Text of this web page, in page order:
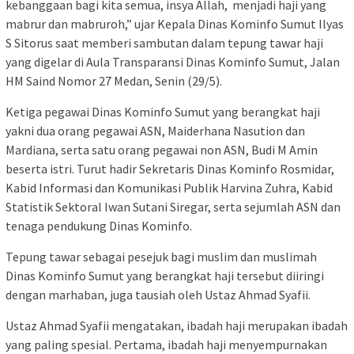
kebanggaan bagi kita semua, insya Allah, menjadi haji yang
mabrur dan mabruroh,” ujar Kepala Dinas Kominfo Sumut Ilyas
S Sitorus saat memberi sambutan dalam tepung tawar haji
yang digelar di Aula Transparansi Dinas Kominfo Sumut, Jalan
HM Saind Nomor 27 Medan, Senin (29/5).
Ketiga pegawai Dinas Kominfo Sumut yang berangkat haji
yakni dua orang pegawai ASN, Maiderhana Nasution dan
Mardiana, serta satu orang pegawai non ASN, Budi M Amin
beserta istri. Turut hadir Sekretaris Dinas Kominfo Rosmidar,
Kabid Informasi dan Komunikasi Publik Harvina Zuhra, Kabid
Statistik Sektoral Iwan Sutani Siregar, serta sejumlah ASN dan
tenaga pendukung Dinas Kominfo.
Tepung tawar sebagai pesejuk bagi muslim dan muslimah
Dinas Kominfo Sumut yang berangkat haji tersebut diiringi
dengan marhaban, juga tausiah oleh Ustaz Ahmad Syafii.
Ustaz Ahmad Syafii mengatakan, ibadah haji merupakan ibadah
yang paling spesial. Pertama, ibadah haji menyempurnakan